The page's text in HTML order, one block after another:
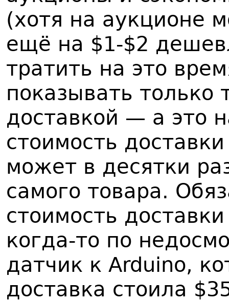
(хотя на аукционе
ещё на $1-$2
тратить на это
показывать только
доставкой — а это
стоимость
может в десятки
самого товара.
стоимость
когда-то по
датчик к Arduino,
доставка стоила